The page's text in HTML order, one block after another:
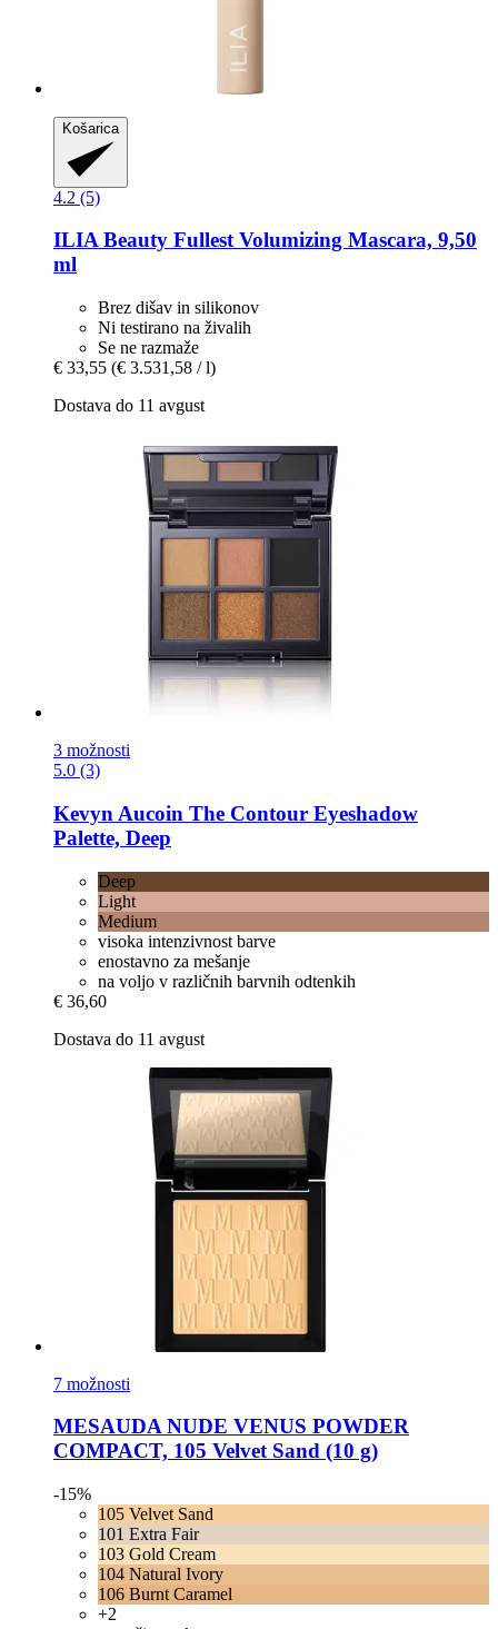
Košarica
4.2 (5)
ILIA Beauty Fullest Volumizing Mascara, 9,50
ml
Brez dišav in silikonov
Ni testirano na živalih
Se ne razmaže
€ 33,55 (€ 3.531,58 / l)
Dostava do 11 avgust
3 možnosti
5.0 (3)
Kevyn Aucoin The Contour Eyeshadow
Palette, Deep
Deep
Light
Medium
visoka intenzivnost barve
enostavno za mešanje
na voljo v različnih barvnih odtenkih
€ 36,60
Dostava do 11 avgust
7 možnosti
MESAUDANUDE VENUS POWDER
COMPACT, 105 Velvet Sand (10 g)
-15%
105 Velvet Sand
101 Extra Fair
103 Gold Cream
104 Natural Ivory
106 Burnt Caramel
+2